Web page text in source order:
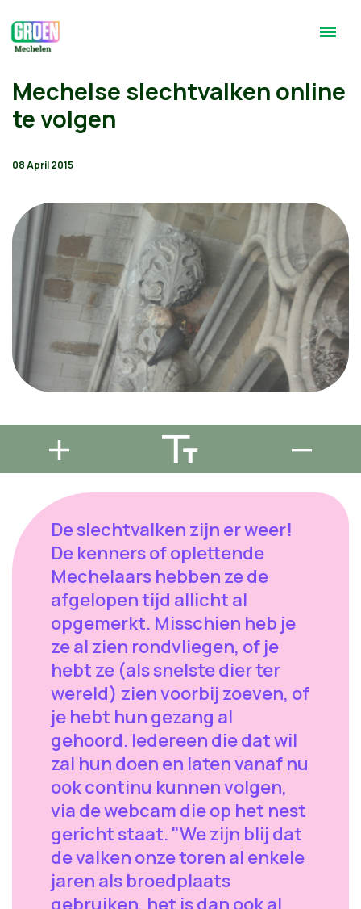
Mechelse slechtvalken online
te volgen
08 April 2015
De slechtvalken zijn er weer!
De kenners of oplettende
Mechelaars hebben ze de
afgelopen tijd allicht al
opgemerkt. Misschien heb je
ze al zien rondvliegen, of je
hebt ze (als snelste dier ter
wereld) zien voorbij zoeven, of
je hebt hun gezang al
gehoord. Iedereen die dat wil
zal hun doen en laten vanaf nu
ook continu kunnen volgen,
via de webcam die op het nest
gericht staat. "We zijn blij dat
de valken onze toren al enkele
jaren als broedplaats